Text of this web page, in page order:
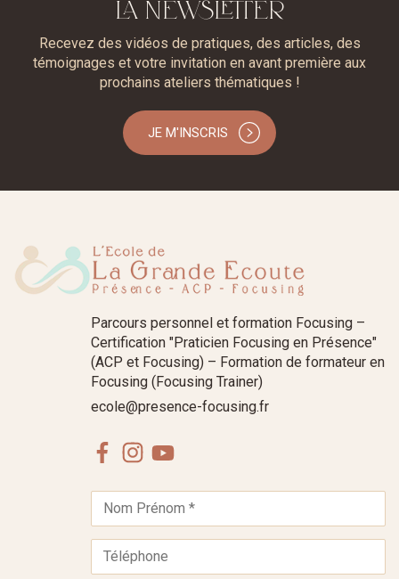
LA NEWSLETTER
Recevez des vidéos de pratiques, des articles, des
témoignages et votre invitation en avant première aux
prochains ateliers thématiques !
JE M'INSCRIS
Parcours personnel et formation Focusing –
Certification "Praticien Focusing en Présence"
(ACP et Focusing) – Formation de formateur en
Focusing (Focusing Trainer)
ecole@presence-focusing.fr
FacebookInstagram